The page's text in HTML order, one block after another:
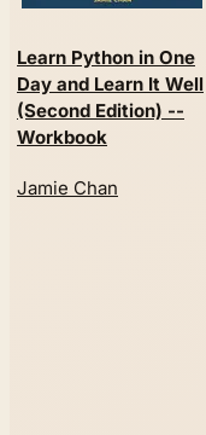
Learn Python in One
Day and Learn It Well
(Second Edition) --
Workbook
Jamie Chan